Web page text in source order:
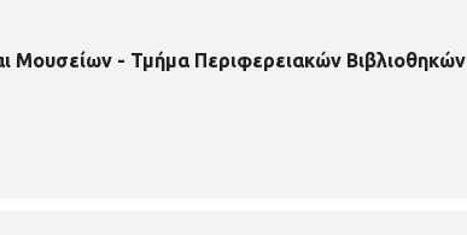
Μουσείων - Τμήμα Περιφερειακών Βιβλιοθηκών